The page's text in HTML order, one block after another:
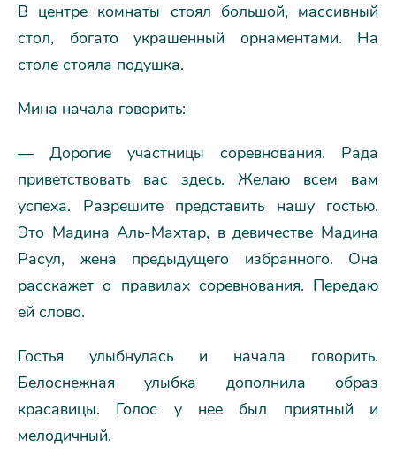
В центре комнаты стоял большой, массивный
стол, богато украшенный орнаментами. На
столе стояла подушка.
Мина начала говорить:
— Дорогие участницы соревнования. Рада
приветствовать вас здесь. Желаю всем вам
успеха. Разрешите представить нашу гостью.
Это Мадина Аль-Махтар, в девичестве Мадина
Расул, жена предыдущего избранного. Она
расскажет о правилах соревнования. Передаю
ей слово.
Гостья улыбнулась и начала говорить.
Белоснежная улыбка дополнила образ
красавицы. Голос у нее был приятный и
мелодичный.